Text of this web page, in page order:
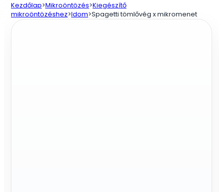
mikromenet
mennyiség
Kezdőlap>Mikroöntözés>Kiegészítő
mikroöntözéshez>Idom>Spagetti tömlővég x mikromenet